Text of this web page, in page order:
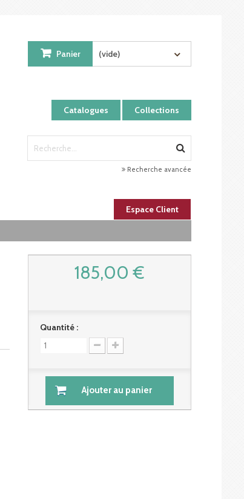
Catalogues Collections
Panier (vide)
Recherche avancée
Espace Client
185,00 €
Quantité :
Ajouter au panier